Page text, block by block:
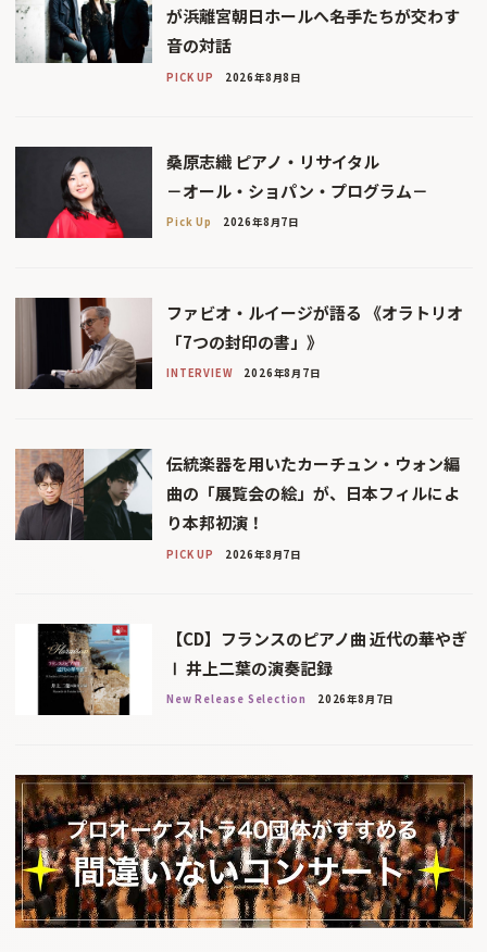
が浜離宮朝日ホールへ――名手たちが交わす
音の対話
PICK UP 2026年8月8日
桑原志織 ピアノ・リサイタル
－オール・ショパン・プログラム－
Pick Up 2026年8月7日
ファビオ・ルイージが語る 《オラトリオ
「7つの封印の書」》
INTERVIEW 2026年8月7日
伝統楽器を用いたカーチュン・ウォン編
曲の「展覧会の絵」が、日本フィルによ
り本邦初演！
PICK UP 2026年8月7日
【CD】フランスのピアノ曲 近代の華やぎ
Ⅰ 井上二葉の演奏記録
New Release Selection 2026年8月7日